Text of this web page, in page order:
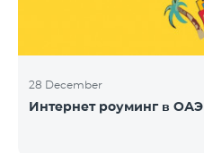
28 December
Интернет роуминг в ОАЭ